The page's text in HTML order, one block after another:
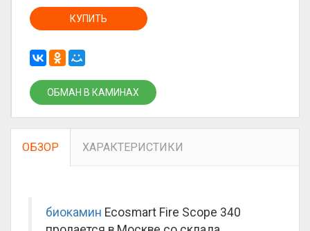
КУПИТЬ
ОБМАН В КАМИНАХ
ОБЗОР ХАРАКТЕРИСТИКИ
биокамин Ecosmart Fire Scope 340